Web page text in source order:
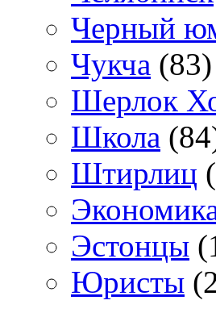
Черный
Чукча (83)
Шерлок
Школа
Штирлиц
Эстонцы
Юристы